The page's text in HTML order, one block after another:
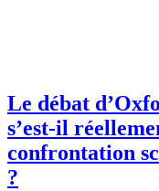
Le débat
s’est-il
confrontation
?